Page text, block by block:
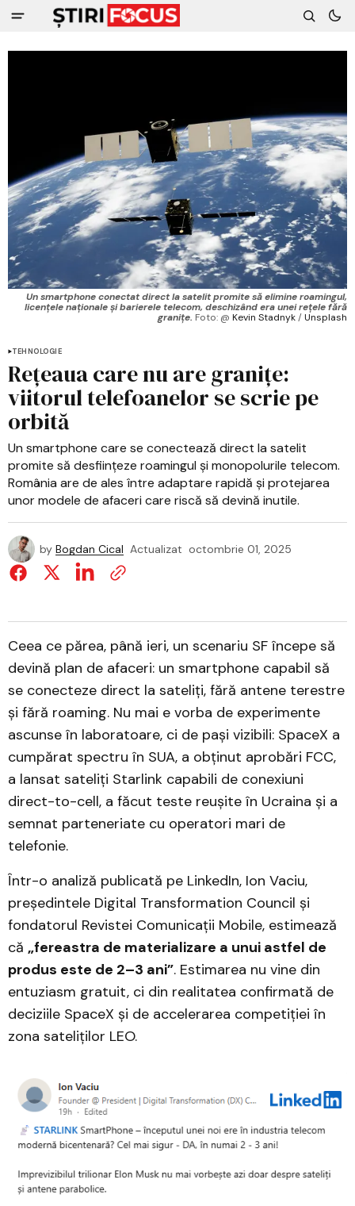
Un smartphone conectat direct la satelit promite să elimine roamingul,
licențele naționale și barierele telecom, deschizând era unei rețele fără
granițe. Foto: @ Kevin Stadnyk / Unsplash
TEHNOLOGIE
Rețeaua care nu are granițe:
viitorul telefoanelor se scrie pe
orbită
Un smartphone care se conectează direct la satelit
promite să desființeze roamingul și monopolurile telecom.
România are de ales între adaptare rapidă și protejarea
unor modele de afaceri care riscă să devină inutile.
by Bogdan Cical Actualizat octombrie 01, 2025
Ceea ce părea, până ieri, un scenariu SF începe să
devină plan de afaceri: un smartphone capabil să
se conecteze direct la sateliți, fără antene terestre
și fără roaming. Nu mai e vorba de experimente
ascunse în laboratoare, ci de pași vizibili: SpaceX a
cumpărat spectru în SUA, a obținut aprobări FCC,
a lansat sateliți Starlink capabili de conexiuni
direct-to-cell, a făcut teste reușite în Ucraina și a
semnat parteneriate cu operatori mari de
telefonie.
Într-o analiză publicată pe LinkedIn, Ion Vaciu,
președintele Digital Transformation Council și
fondatorul Revistei Comunicații Mobile, estimează
că „fereastra de materializare a unui astfel de
produs este de 2–3 ani”. Estimarea nu vine din
entuziasm gratuit, ci din realitatea confirmată de
deciziile SpaceX și de accelerarea competiției în
zona sateliților LEO.